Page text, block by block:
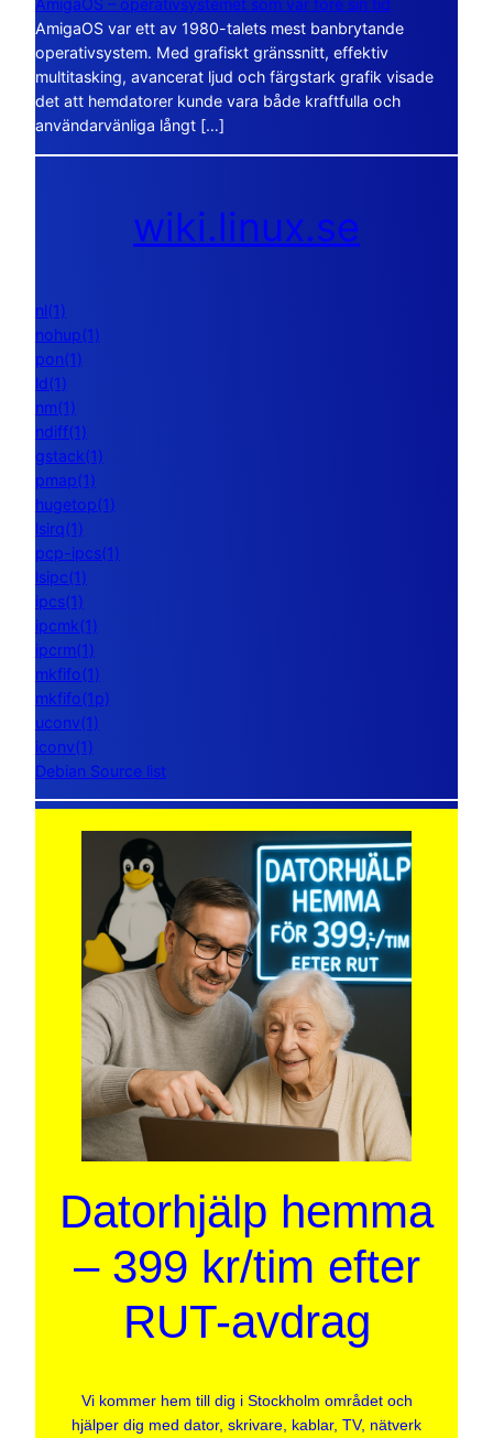
AmigaOS – operativsystemet som var före sin tid
AmigaOS var ett av 1980-talets mest banbrytande
operativsystem. Med grafiskt gränssnitt, effektiv
multitasking, avancerat ljud och färgstark grafik visade
det att hemdatorer kunde vara både kraftfulla och
användarvänliga långt […]
wiki.linux.se
nl(1)
nohup(1)
pon(1)
ld(1)
nm(1)
ndiff(1)
gstack(1)
pmap(1)
hugetop(1)
lsirq(1)
pcp-ipcs(1)
lsipc(1)
ipcs(1)
ipcmk(1)
ipcrm(1)
mkfifo(1)
mkfifo(1p)
uconv(1)
iconv(1)
Debian Source list
Datorhjälp hemma
– 399 kr/tim efter
RUT-avdrag
Vi kommer hem till dig i Stockholm området och
hjälper dig med dator, skrivare, kablar, TV, nätverk